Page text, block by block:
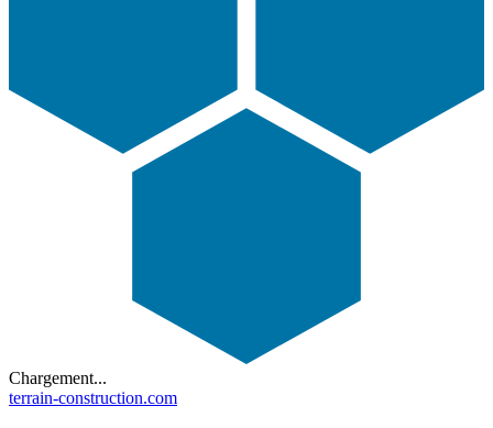
Chargement...
terrain-construction.com